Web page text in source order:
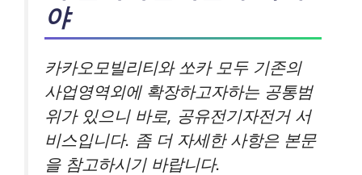
야
카카오모빌리티와 쏘카 모두 기존의
사업영역외에 확장하고자하는 공통범
위가 있으니 바로, 공유전기자전거 서
비스입니다. 좀 더 자세한 사항은 본문
을 참고하시기 바랍니다.